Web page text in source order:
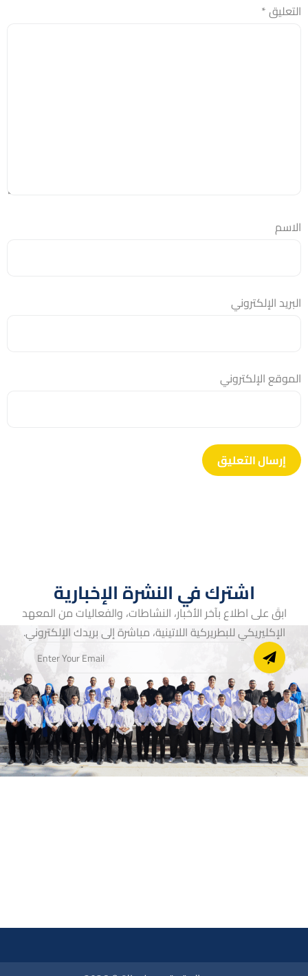
التعليق*
الاسم
البريد الإلكتروني
الموقع الإلكتروني
اشترك في النشرة الإخبارية
ابقَ على اطلاع بآخر الأخبار، النشاطات، والفعاليات من المعهد
الإكليريكي للبطريركية اللاتينية، مباشرة إلى بريدك الإلكتروني.